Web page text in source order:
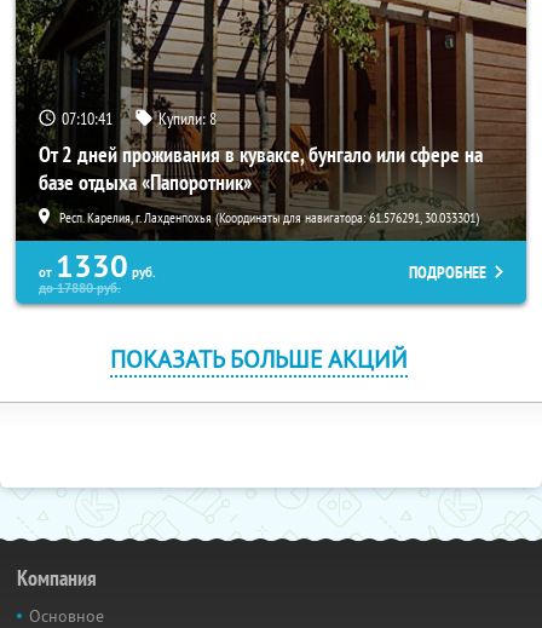
07:10:41 Купили:8
От 2 дней проживания в куваксе, бунгало или сфере на
базе отдыха «Папоротник»
Респ. Карелия, г. Лахденпохья (Координаты для навигатора: 61.576291, 30.033301)
от 1330 руб.
до17880руб.
ПОДРОБНЕЕ
ПОКАЗАТЬ БОЛЬШЕ АКЦИЙ
Компания
Основное